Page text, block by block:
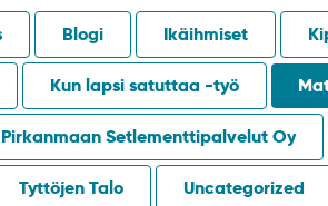
Blogi Ikäihmiset
Kun lapsi satuttaa -työ
Pirkanmaan Setlementtipalvelut Oy
Tyttöjen Talo Uncategorized